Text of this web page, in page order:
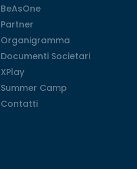
BeAsOne
BeAsOne
Partner
Partner
Organigramma
Organigramma
Documenti Societari
Documenti Societari
XPlay
XPlay
Summer Camp
Summer Camp
Contatti
Contatti